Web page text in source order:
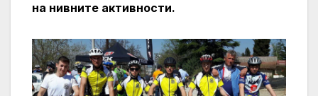
на нивните активности.